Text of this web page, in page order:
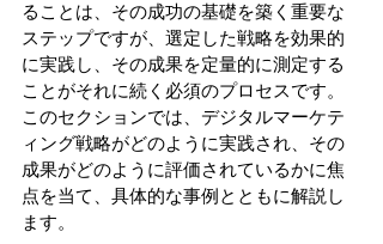
ることは、その成功の基礎を築く重要な
ステップですが、選定した戦略を効果的
に実践し、その成果を定量的に測定する
ことがそれに続く必須のプロセスです。
このセクションでは、デジタルマーケテ
ィング戦略がどのように実践され、その
成果がどのように評価されているかに焦
点を当て、具体的な事例とともに解説し
ます。